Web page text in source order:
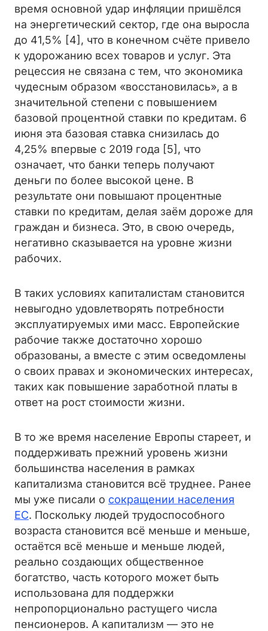
время основной удар инфляции пришёлся
на энергетический сектор, где она выросла
до 41,5% [4], что в конечном счёте привело
к удорожанию всех товаров и услуг. Эта
рецессия не связана с тем, что экономика
чудесным образом «восстановилась», а в
значительной степени с повышением
базовой процентной ставки по кредитам. 6
июня эта базовая ставка снизилась до
4,25% впервые с 2019 года [5], что
означает, что банки теперь получают
деньги по более высокой цене. В
результате они повышают процентные
ставки по кредитам, делая заём дороже для
граждан и бизнеса. Это, в свою очередь,
негативно сказывается на уровне жизни
рабочих.
В таких условиях капиталистам становится
невыгодно удовлетворять потребности
эксплуатируемых ими масс. Европейские
рабочие также достаточно хорошо
образованы, а вместе с этим осведомлены
о своих правах и экономических интересах,
таких как повышение заработной платы в
ответ на рост стоимости жизни.
В то же время население Европы стареет, и
поддерживать прежний уровень жизни
большинства населения в рамках
капитализма становится всё труднее. Ранее
мы уже писали о сокращении населения
ЕС. Поскольку людей трудоспособного
возраста становится всё меньше и меньше,
остаётся всё меньше и меньше людей,
реально создающих общественное
богатство, часть которого может быть
использована для поддержки
непропорционально растущего числа
пенсионеров. А капитализм — это не